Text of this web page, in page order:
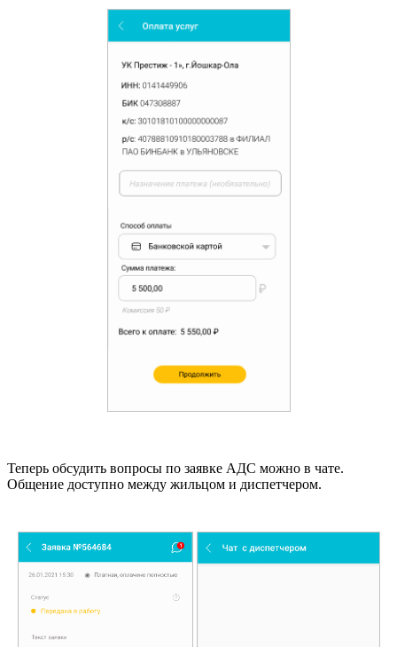
Теперь обсудить вопросы по заявке АДС можно в чате.
Общение доступно между жильцом и диспетчером.